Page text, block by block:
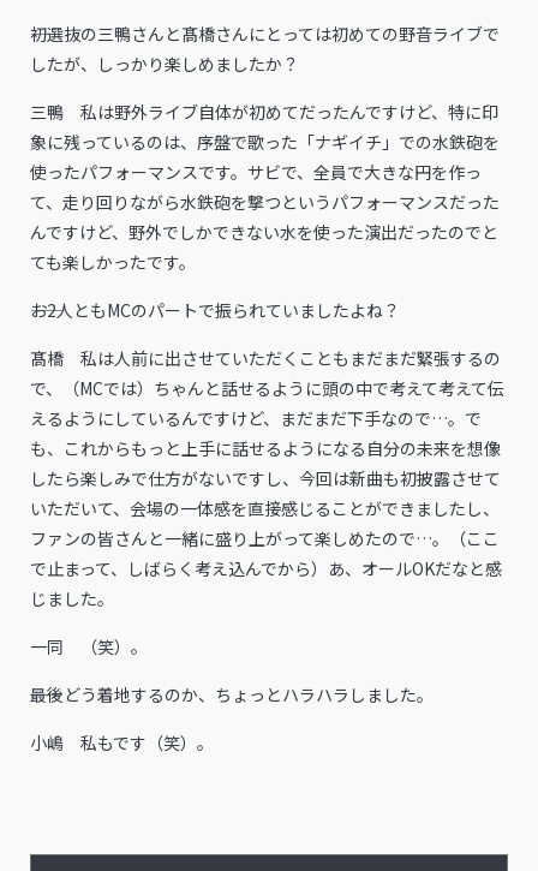
――初選抜の三鴨さんと髙橋さんにとっては初めての野音ライブで
したが、しっかり楽しめましたか？
三鴨 私は野外ライブ自体が初めてだったんですけど、特に印
象に残っているのは、序盤で歌った「ナギイチ」での水鉄砲を
使ったパフォーマンスです。サビで、全員で大きな円を作っ
て、走り回りながら水鉄砲を撃つというパフォーマンスだった
んですけど、野外でしかできない水を使った演出だったのでと
ても楽しかったです。
――お2人ともMCのパートで振られていましたよね？
髙橋 私は人前に出させていただくこともまだまだ緊張するの
で、（MCでは）ちゃんと話せるように頭の中で考えて考えて伝
えるようにしているんですけど、まだまだ下手なので…。で
も、これからもっと上手に話せるようになる自分の未来を想像
したら楽しみで仕方がないですし、今回は新曲も初披露させて
いただいて、会場の一体感を直接感じることができましたし、
ファンの皆さんと一緒に盛り上がって楽しめたので…。（ここ
で止まって、しばらく考え込んでから）あ、オールOKだなと感
じました。
一同 （笑）。
――最後どう着地するのか、ちょっとハラハラしました。
小嶋 私もです（笑）。